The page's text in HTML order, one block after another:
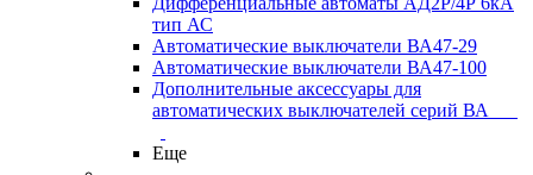
тип АС
Автоматические выключатели ВА47-29
Автоматические выключатели ВА47-100
Дополнительные аксессуары для
автоматических выключателей серий ВА
Еще